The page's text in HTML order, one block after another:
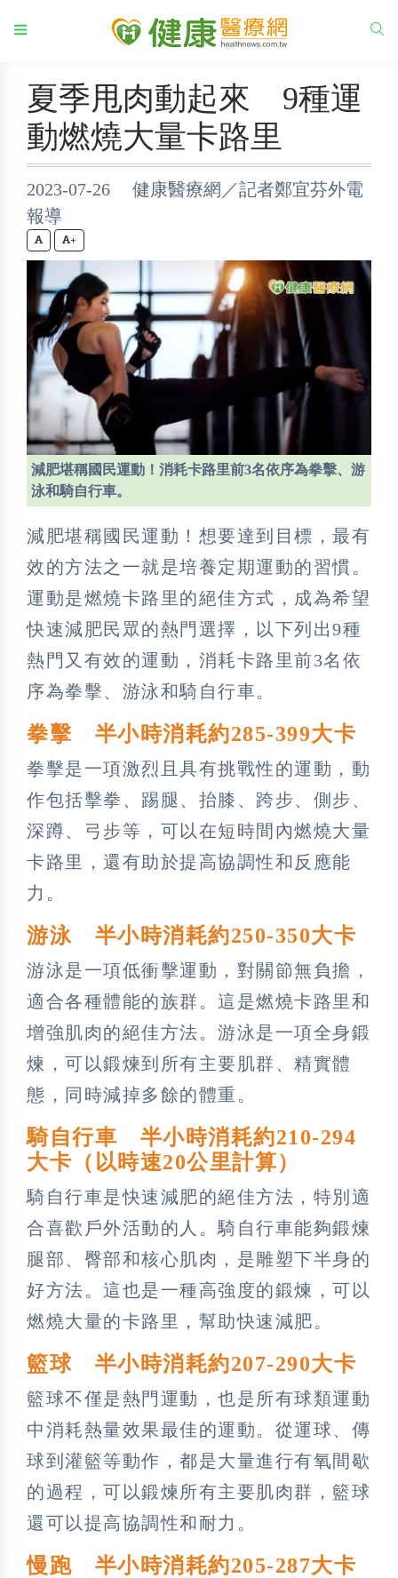
夏季甩肉動起來 9種運
動燃燒大量卡路里
2023-07-26 健康醫療網／記者鄭宜芬外電
報導
+
減肥堪稱國民運動！消耗卡路里前3名依序為拳擊、游
泳和騎自行車。
減肥堪稱國民運動！想要達到目標，最有
效的方法之一就是培養定期運動的習慣。
運動是燃燒卡路里的絕佳方式，成為希望
快速減肥民眾的熱門選擇，以下列出9種
熱門又有效的運動，消耗卡路里前3名依
序為拳擊、游泳和騎自行車。
拳擊 半小時消耗約285-399大卡
拳擊是一項激烈且具有挑戰性的運動，動
作包括擊拳、踢腿、抬膝、跨步、側步、
深蹲、弓步等，可以在短時間內燃燒大量
卡路里，還有助於提高協調性和反應能
力。
游泳 半小時消耗約250-350大卡
游泳是一項低衝擊運動，對關節無負擔，
適合各種體能的族群。這是燃燒卡路里和
增強肌肉的絕佳方法。游泳是一項全身鍛
煉，可以鍛煉到所有主要肌群、精實體
態，同時減掉多餘的體重。
騎自行車 半小時消耗約210-294
大卡（以時速20公里計算）
騎自行車是快速減肥的絕佳方法，特別適
合喜歡戶外活動的人。騎自行車能夠鍛煉
腿部、臀部和核心肌肉，是雕塑下半身的
好方法。這也是一種高強度的鍛煉，可以
燃燒大量的卡路里，幫助快速減肥。
籃球 半小時消耗約207-290大卡
籃球不僅是熱門運動，也是所有球類運動
中消耗熱量效果最佳的運動。從運球、傳
球到灌籃等動作，都是大量進行有氧間歇
的過程，可以鍛煉所有主要肌肉群，籃球
還可以提高協調性和耐力。
慢跑 半小時消耗約205-287大卡